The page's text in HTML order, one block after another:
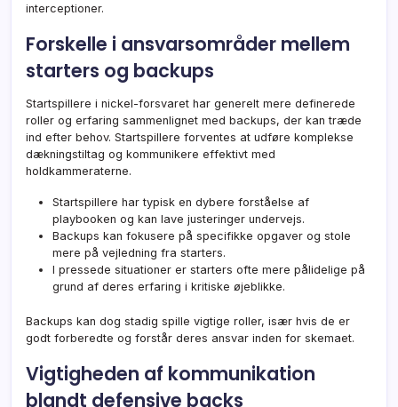
interceptioner.
Forskelle i ansvarsområder mellem
starters og backups
Startspillere i nickel-forsvaret har generelt mere definerede
roller og erfaring sammenlignet med backups, der kan træde
ind efter behov. Startspillere forventes at udføre komplekse
dækningstiltag og kommunikere effektivt med
holdkammeraterne.
Startspillere har typisk en dybere forståelse af
playbooken og kan lave justeringer undervejs.
Backups kan fokusere på specifikke opgaver og stole
mere på vejledning fra starters.
I pressede situationer er starters ofte mere pålidelige på
grund af deres erfaring i kritiske øjeblikke.
Backups kan dog stadig spille vigtige roller, især hvis de er
godt forberedte og forstår deres ansvar inden for skemaet.
Vigtigheden af kommunikation
blandt defensive backs